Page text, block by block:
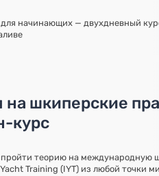
начинающих — двухдневный
шкиперские
курс
теорию на международную
Training (IYT) из любой точки